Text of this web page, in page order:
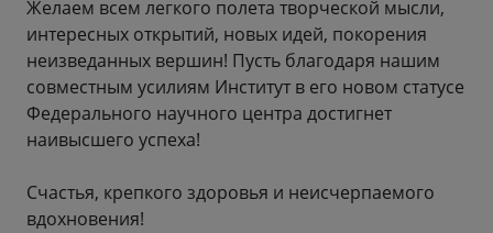
Желаем всем легкого полета творческой мысли,
интересных открытий, новых идей, пoкopeния
нeизвeдaнных вершин! Пусть благодаря нашим
совместным усилиям Институт в его новом статусе
Федерального научного центра достигнет
наивысшего успеха!
Счастья, крепкого здоровья и неисчерпаемого
вдохновения!